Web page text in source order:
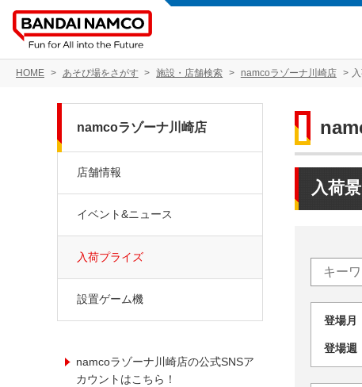
HOME あそび場をさがす 施設・店舗検索 namcoラゾーナ川崎店
入荷
登場月
登場週
namcoラゾーナ川崎店
店舗情報
イベント&ニュース
入荷プライズ
設置ゲーム機
namcoラゾーナ川崎店の公式SNSア
カウントはこちら！